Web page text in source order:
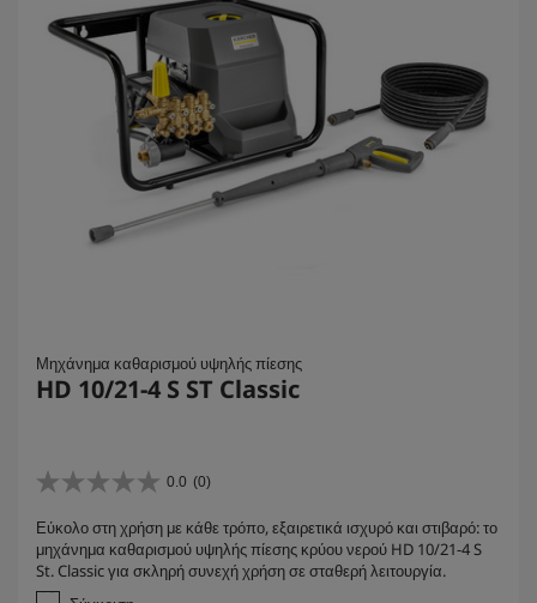
Μηχάνημα καθαρισμού υψηλής πίεσης
HD 10/21-4 S ST Classic
0.0 (0)
0
0
α
π
Εύκολο στη χρήση με κάθε τρόπο, εξαιρετικά ισχυρό και στιβαρό: το
μηχάνημα καθαρισμού υψηλής πίεσης κρύου νερού HD 10/21-4 S
St. Classic για σκληρή συνεχή χρήση σε σταθερή λειτουργία.